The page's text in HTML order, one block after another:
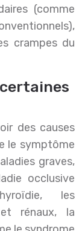
(comme
crampes du
des causes
le symptôme
graves,
occlusive
les
rénaux, la